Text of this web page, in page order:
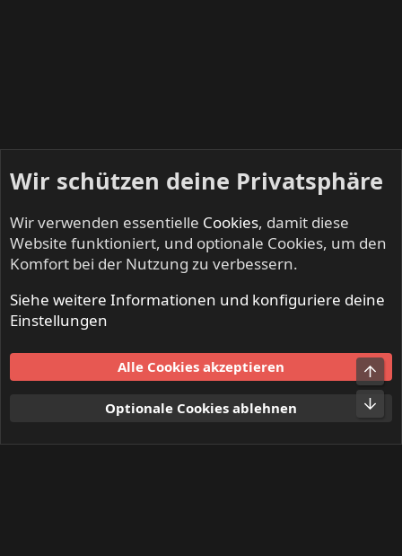
IRON FISTS - Heavy Metal & Doom Metal
Nutzungsbedingungen
Datenschutz
S
Wir schützen deine Privatsphäre
Wir verwenden essentielle Cookies, damit diese
Website funktioniert, und optionale Cookies, um den
Komfort bei der Nutzung zu verbessern.
Siehe weitere Informationen und konfiguriere deine
Einstellungen
Alle Cookies akzeptieren
Optionale Cookies ablehnen